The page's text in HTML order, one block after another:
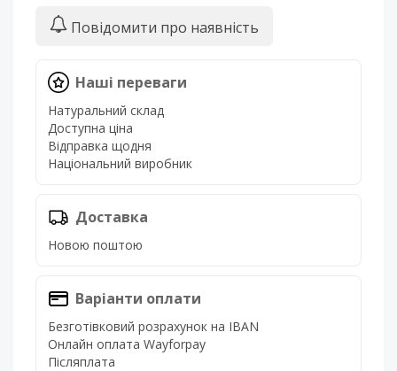
Повідомити про наявність
Наші переваги
Натуральний склад
Доступна ціна
Відправка щодня
Національний виробник
Доставка
Новою поштою
Варіанти оплати
Безготівковий розрахунок на IBAN
Онлайн оплата Wayforpay
Післяплата